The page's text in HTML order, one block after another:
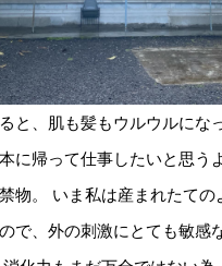
と、肌も髪もウルウルにな
に帰って仕事したいと思う
物。 いま私は産まれたての
で、外の刺激にとても敏感